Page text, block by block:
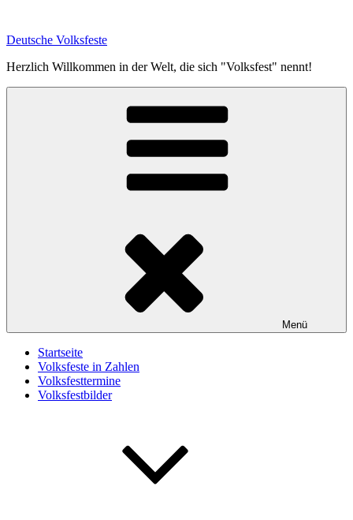
springen
Deutsche Volksfeste
Herzlich Willkommen in der Welt, die sich "Volksfest" nennt!
Menü
Startseite
Volksfeste in Zahlen
Volksfesttermine
Volksfestbilder